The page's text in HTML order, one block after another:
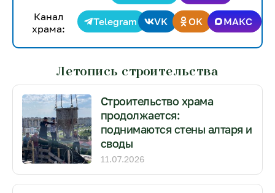
Канал
храма:
Telegram VK OK МАКС
Летопись строительства
Строительство храма
продолжается:
поднимаются стены алтаря и
своды
11.07.2026